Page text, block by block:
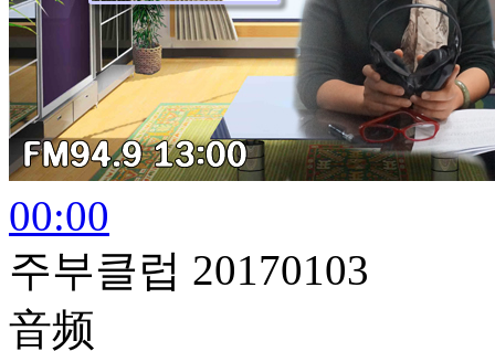
00:00
주부클럽 20170103
音频